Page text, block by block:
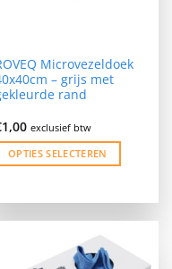
Microvezeldoek
– grijs met
rand
1,00 exclusief btw
OPTIES SELECTEREN